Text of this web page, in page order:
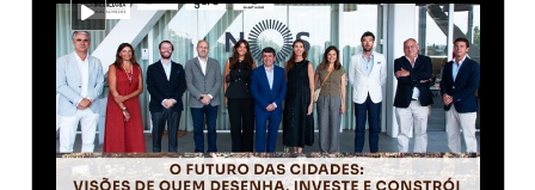
i-video